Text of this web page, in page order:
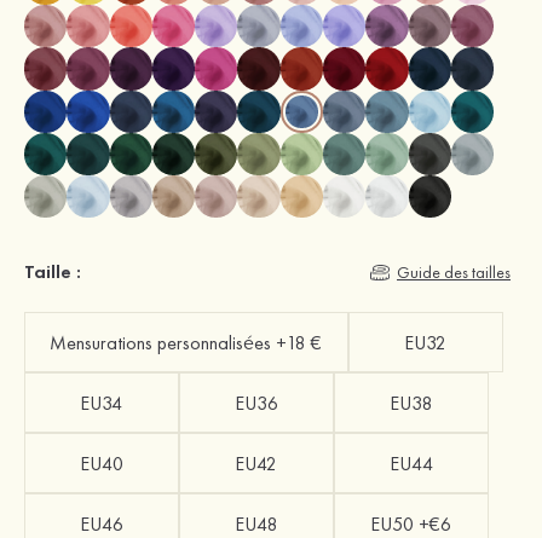
Taille : Guide des tailles
Mensurations personnalisées +18 € EU32
EU34 EU36 EU38
EU40 EU42 EU44
EU46 EU48 EU50 +€6